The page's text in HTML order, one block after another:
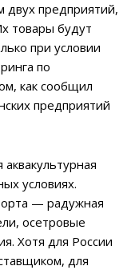
двух предприятий,
товары будут
при условии
по
как сообщил
предприятий
условиях.
— радужная
осетровые
Хотя для России
для